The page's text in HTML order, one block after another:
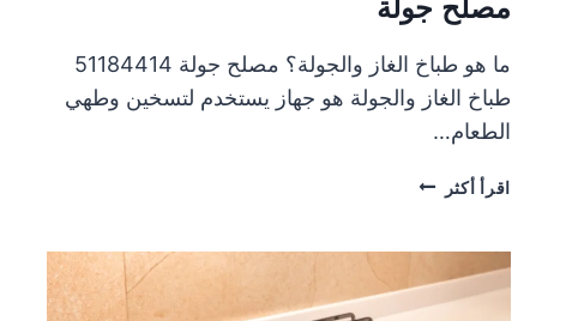
مصلح جولة
ما هو طباخ الغاز والجولة؟ مصلح جولة 51184414
طباخ الغاز والجولة هو جهاز يستخدم لتسخين وطهي
الطعام…
اقرأ أكثر
مصلح